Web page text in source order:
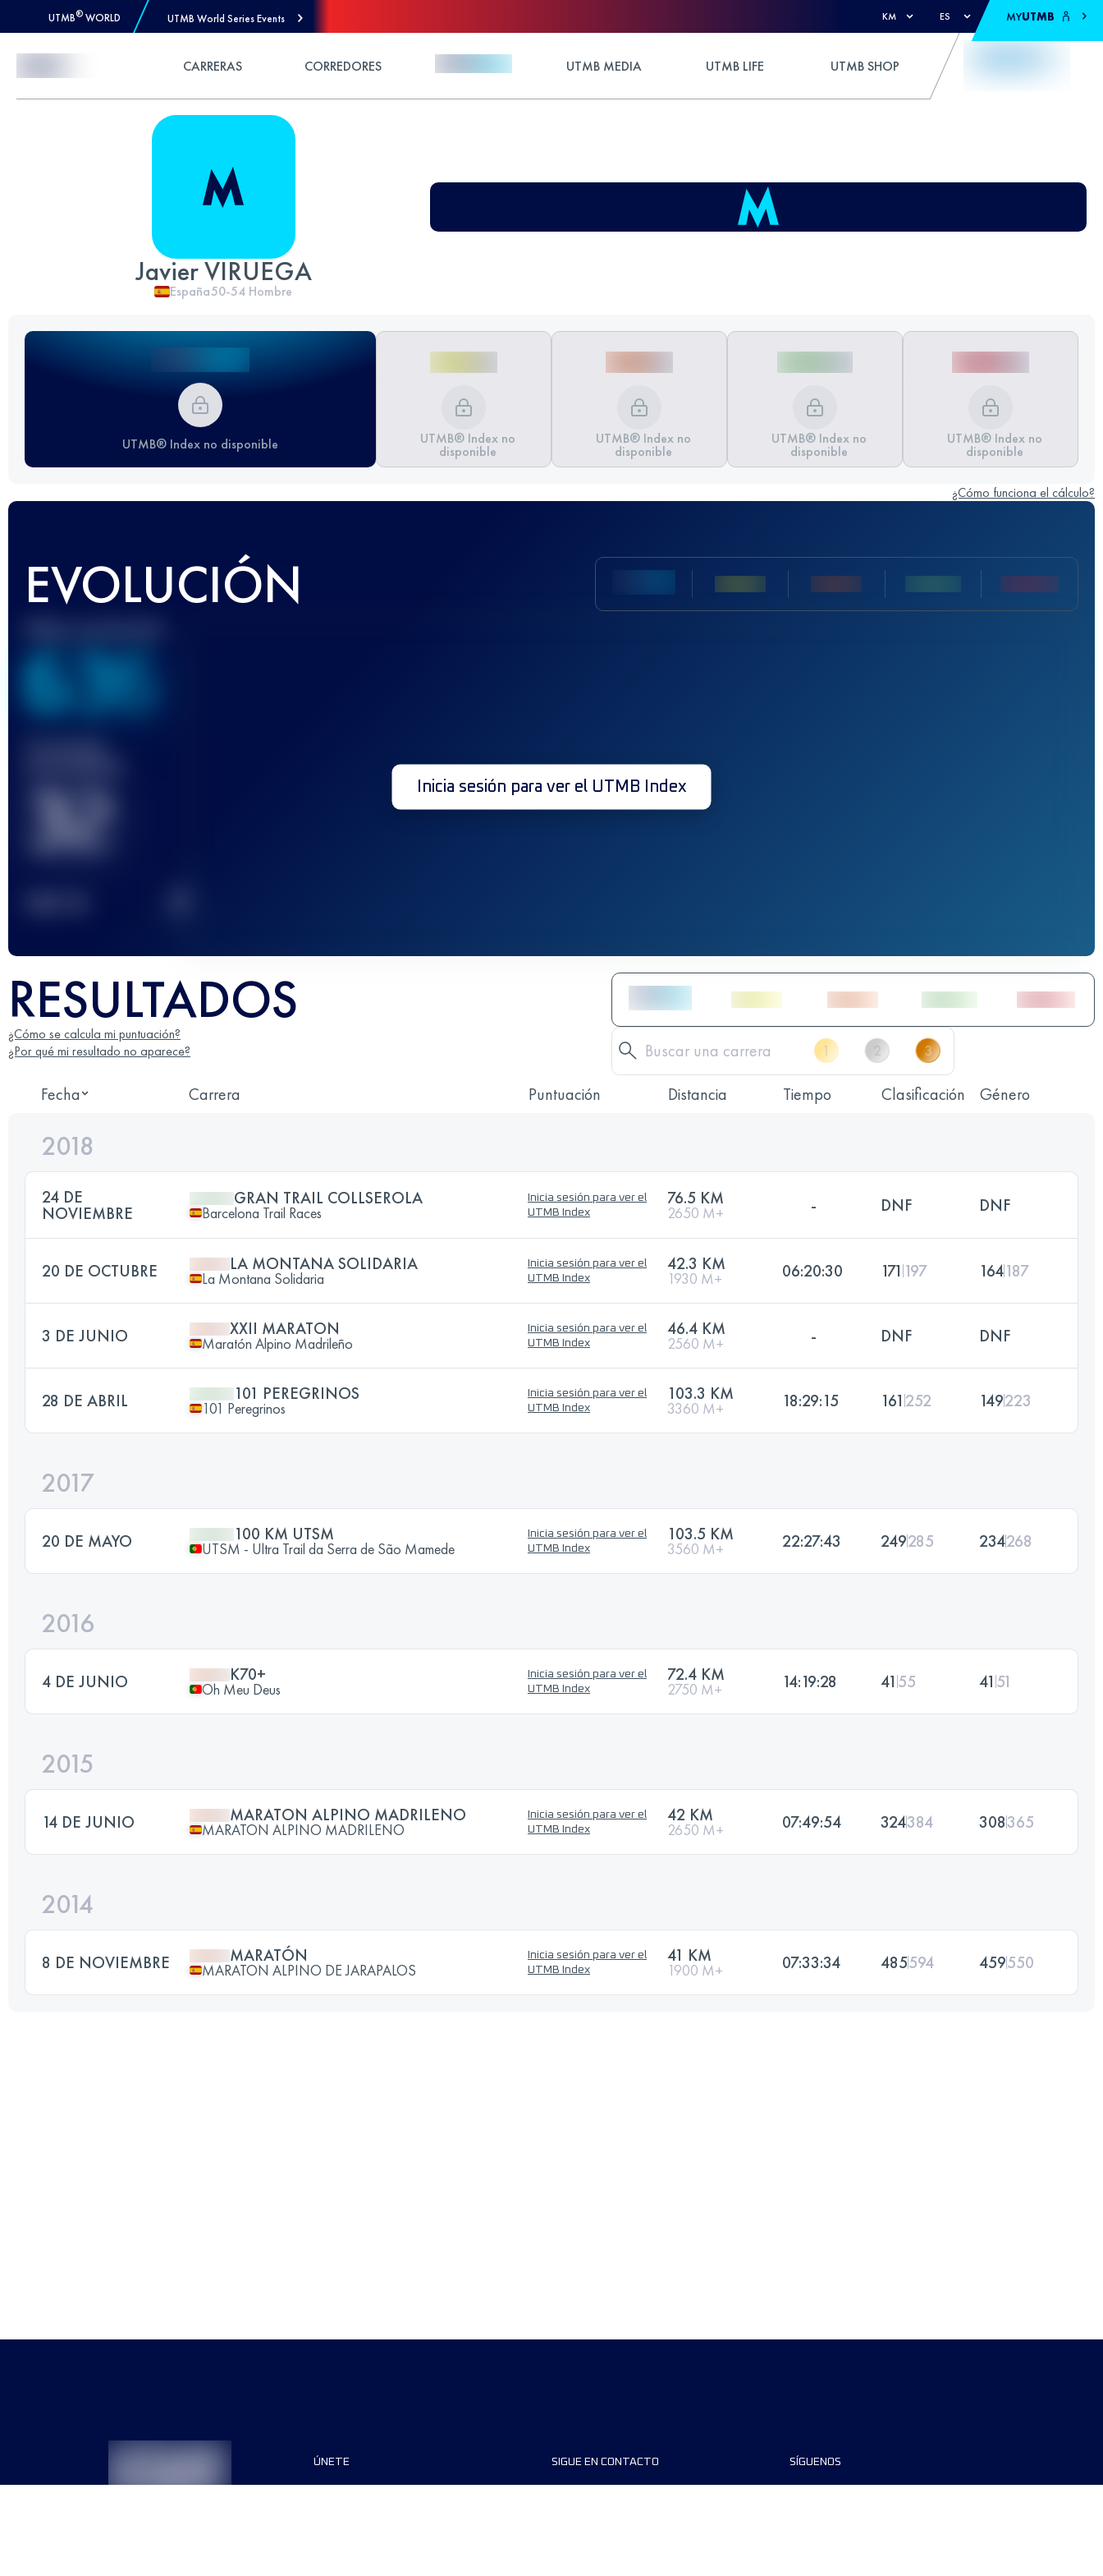
UTMB® WORLD UTMB World Series Events KM ES MYUTMB
CARRERAS CORREDORES UTMB MEDIA UTMB LIFE UTMB SHOP
Javier VIRUEGA
España50-54 Hombre
UTMB® Index no disponible UTMB® Index no
disponible
UTMB® Index no
disponible
UTMB® Index no
disponible
UTMB® Index no
disponible
¿Cómo funciona el cálculo?
EVOLUCIÓN
636
32 Inicia sesión para ver el UTMB Index
RESULTADOS
¿Cómo se calcula mi puntuación?
¿Por qué mi resultado no aparece?
Fecha Carrera Puntuación Distancia Tiempo Clasificación Género
2018
24 DE
NOVIEMBRE
GRAN TRAIL COLLSEROLA
Barcelona Trail Races
Inicia sesión para ver el
UTMB Index
76.5 KM
2650 M+ - DNF DNF
20 DE OCTUBRE LA MONTANA SOLIDARIA
La Montana Solidaria
Inicia sesión para ver el
UTMB Index
42.3 KM
1930 M+ 06:20:30 171 197 164187
3 DE JUNIO XXII MARATON
Maratón Alpino Madrileño
Inicia sesión para ver el
UTMB Index
46.4 KM
2560 M+ - DNF DNF
28 DE ABRIL 101 PEREGRINOS
101 Peregrinos
Inicia sesión para ver el
UTMB Index
103.3 KM
3360 M+ 18:29:15 161 252 149223
2017
20 DE MAYO 100 KM UTSM
UTSM - Ultra Trail da Serra de São Mamede
Inicia sesión para ver el
UTMB Index
103.5 KM
3560 M+ 22:27:43 249285 234268
2016
4 DE JUNIO K70+
Oh Meu Deus
Inicia sesión para ver el
UTMB Index
72.4 KM
2750 M+ 14:19:28 41 55 41 51
2015
14 DE JUNIO MARATON ALPINO MADRILENO
MARATON ALPINO MADRILENO
Inicia sesión para ver el
UTMB Index
42 KM
2650 M+ 07:49:54 324384 308365
2014
8 DE NOVIEMBRE MARATÓN
MARATON ALPINO DE JARAPALOS
Inicia sesión para ver el
UTMB Index
41 KM
1900 M+ 07:33:34 485594 459550
ÚNETE SIGUE EN CONTACTO SÍGUENOS